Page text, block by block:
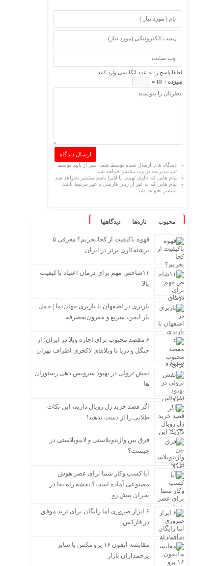
لطفا پاسخ را به عدد انگلیسی وارد کنید:
سیزده + 18 =
دیدگاه های ارسال شده توسط شما، پس از تایید توسط
تیم مدیریت در وب منتشر خواهد شد.
پیام هایی که حاوی تهمت یا افترا باشد منتشر نخواهد شد.
پیام هایی که به غیر از زبان فارسی یا غیر مرتبط باشد
منتشر نخواهد شد.
محبوب تازه‌ها دیدگاهها
قهوه باکیفیت از کجا بخریم؟ معرفی ۵
برشته‌کاری برتر در ایران
۱۱شاخص مهم برای درمان اعتیاد با کیفیت
بالا
باربری در اصفهان با باربری جهان‌نما | حمل
بار ایمن، سریع و مقرون‌به‌صرفه
۶ مقصد محبوب برای اجاره ویلا در ایران؛ از
جنگل و دریا تا ویلاهای لاکچری اطراف تهران
نقش ترولی در بهبود سرویس دهی رستوران
ها
اگر قصد خرید ژل رویال دارید، این نکات
طلایی را از دست ندهید!
فرق بین واژینوپلاستی و لابیوپلاستی در
چیست؟
آیا کسب وکار شما برای عصر هوش
مصنوعی آماده است؟ نقشه راه بقا در
بحران پیش رو
۶ ابزار ضروری اما رایگان برای ترید موفق
در فارکس
مقایسه آیفون ۱۶ پرو مکس با سایر
پرچمداران بازار